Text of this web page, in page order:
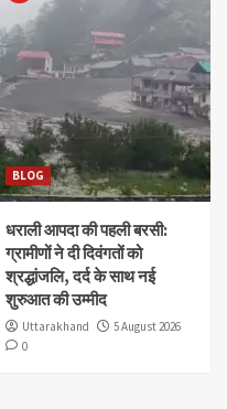
BLOG
धराली आपदा की पहली बरसी:
ग्रामीणों ने दी दिवंगतों को
श्रद्धांजलि, दर्द के साथ नई
शुरुआत की उम्मीद
Uttarakhand
5 August 2026
0